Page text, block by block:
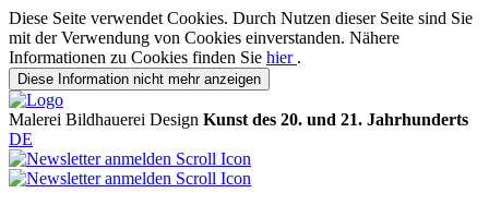
Diese Seite verwendet Cookies. Durch Nutzen dieser Seite sind Sie
mit der Verwendung von Cookies einverstanden. Nähere
Informationen zu Cookies finden Sie hier .
Diese Information nicht mehr anzeigen
Malerei Bildhauerei Design Kunst des 20. und 21. Jahrhunderts
DE